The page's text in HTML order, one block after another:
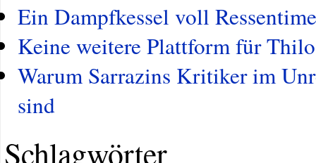
Ein Dampfkessel voll
Keine weitere Plattform für
Warum Sarrazins Kritiker im
sind
Schlagwörter